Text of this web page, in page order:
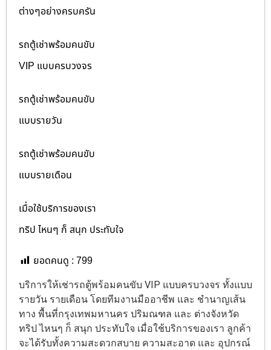
ต่างๆอย่างครบครัน
รถตู้เช่าพร้อมคนขับ
VIP แบบครบวงจร
รถตู้เช่าพร้อมคนขับ
แบบรายวัน
รถตู้เช่าพร้อมคนขับ
แบบรายเดือน
เมื่อใช้บริการของเรา
ทริป ไหนๆ ก็ สนุก ประทับใจ
ยอดคนดู : 799
บริการให้เช่ารถตู้พร้อมคนขับ VIP แบบครบวงจร ทั้งแบบ
รายวัน รายเดือน โดยทีมงานมืออาชีพ และ ชำนาญเส้น
ทาง พื้นที่กรุงเทพมหานคร ปริมณฑล และ ต่างจังหวัด
ทริป ไหนๆ ก็ สนุก ประทับใจ เมื่อใช้บริการของเรา ลูกค้า
จะได้รับทั้งความสะดวกสบาย ความสะอาด และ อุปกรณ์